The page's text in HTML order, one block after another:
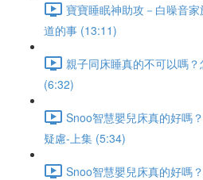
寶寶睡眠神助攻－白噪音
道的事 (13:11)
親子同床睡真的不可以嗎
(6:32)
Snoo智慧嬰兒床真的好嗎
疑慮-上集 (5:34)
Snoo智慧嬰兒床真的好嗎